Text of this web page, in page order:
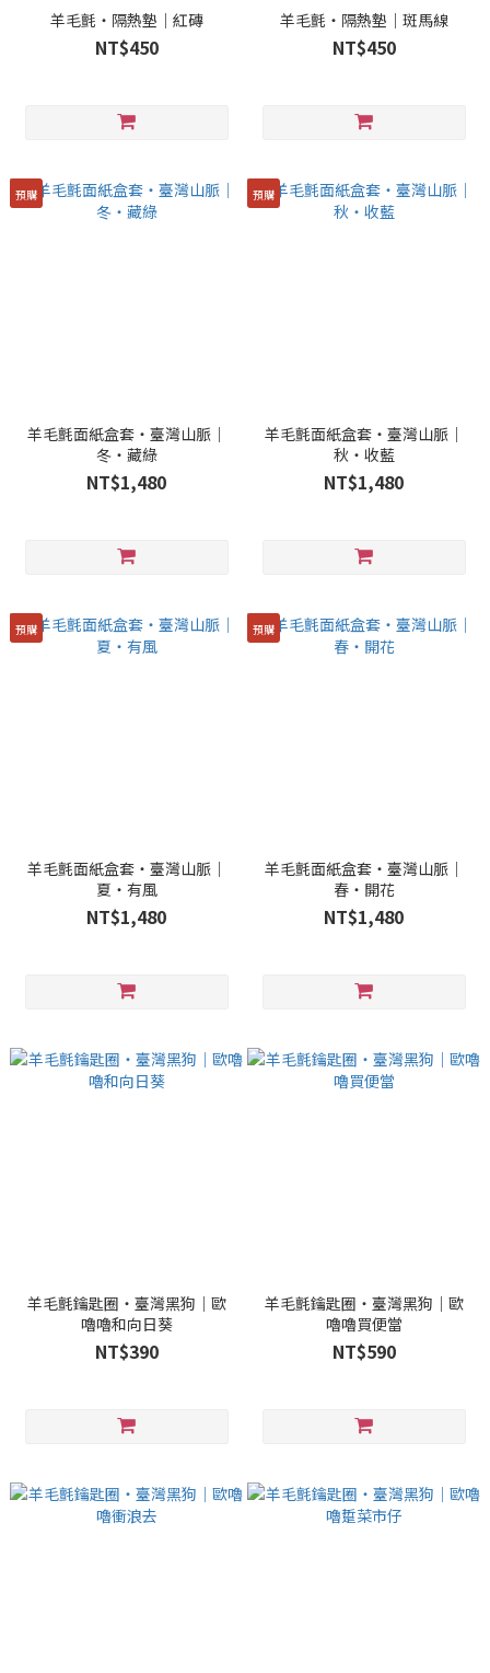
羊毛氈・隔熱墊｜紅磚
NT$450
羊毛氈・隔熱墊｜斑馬線
NT$450
預購
羊毛氈面紙盒套・臺灣山脈｜
冬・藏綠
NT$1,480
預購
羊毛氈面紙盒套・臺灣山脈｜
秋・收藍
NT$1,480
預購
羊毛氈面紙盒套・臺灣山脈｜
夏・有風
NT$1,480
預購
羊毛氈面紙盒套・臺灣山脈｜
春・開花
NT$1,480
羊毛氈鑰匙圈・臺灣黑狗｜歐
嚕嚕和向日葵
NT$390
羊毛氈鑰匙圈・臺灣黑狗｜歐
嚕嚕買便當
NT$590